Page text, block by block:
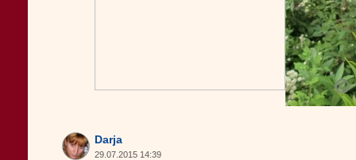
Darja
29.07.2015 14:39